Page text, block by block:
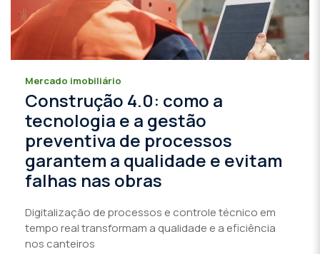
Mercado imobiliário
Construção 4.0: como a
tecnologia e a gestão
preventiva de processos
garantem a qualidade e evitam
falhas nas obras
Digitalização de processos e controle técnico em
tempo real transformam a qualidade e a eficiência
nos canteiros